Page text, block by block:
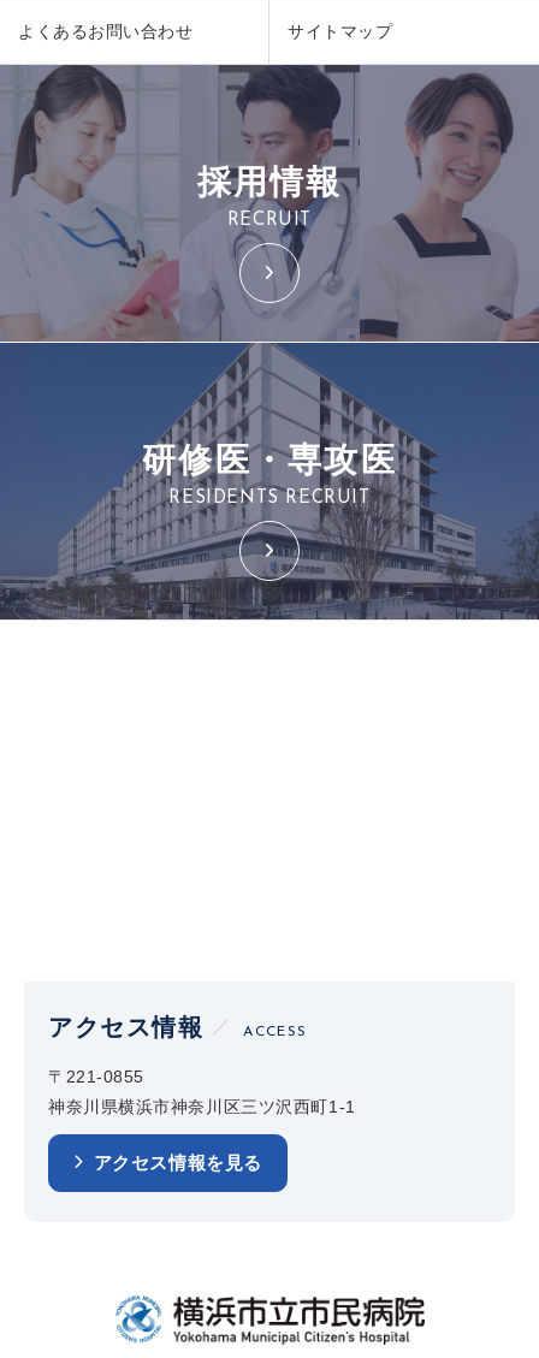
よくあるお問い合わせ サイトマップ
採用情報
RECRUIT
研修医・専攻医
RESIDENTS RECRUIT
アクセス情報 ACCESS
〒221-0855
神奈川県横浜市神奈川区三ツ沢西町1-1
アクセス情報を見る